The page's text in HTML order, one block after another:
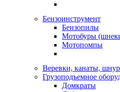
Бензоинструмент
Бензопилы
Мотобуры
Мотопомпы
Веревки, канаты,
Грузоподъемное
Домкраты